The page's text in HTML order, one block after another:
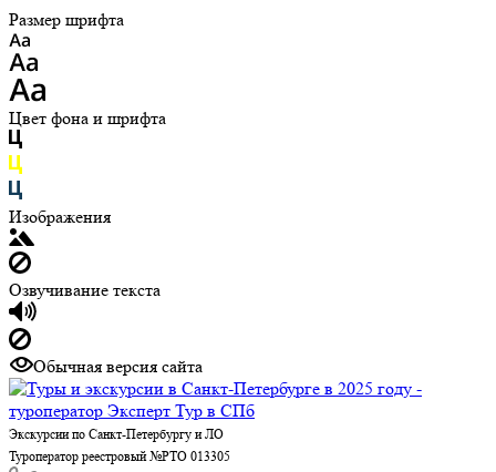
Размер шрифта
Цвет фона и шрифта
Изображения
Озвучивание текста
Обычная версия сайта
Экскурсии по Санкт-Петербургу и ЛО
Туроператор реестровый №РТО 013305